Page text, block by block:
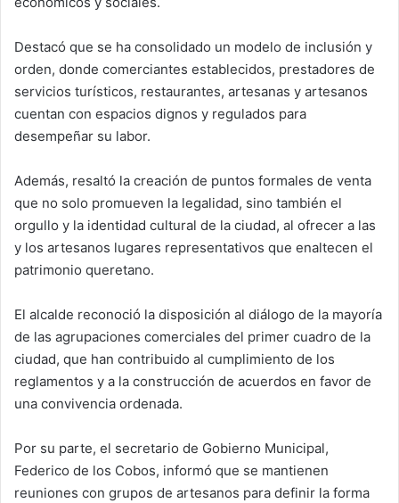
Destacó que se ha consolidado un modelo de inclusión y
orden, donde comerciantes establecidos, prestadores de
servicios turísticos, restaurantes, artesanas y artesanos
cuentan con espacios dignos y regulados para
desempeñar su labor.
Además, resaltó la creación de puntos formales de venta
que no solo promueven la legalidad, sino también el
orgullo y la identidad cultural de la ciudad, al ofrecer a las
y los artesanos lugares representativos que enaltecen el
patrimonio queretano.
El alcalde reconoció la disposición al diálogo de la mayoría
de las agrupaciones comerciales del primer cuadro de la
ciudad, que han contribuido al cumplimiento de los
reglamentos y a la construcción de acuerdos en favor de
una convivencia ordenada.
Por su parte, el secretario de Gobierno Municipal,
Federico de los Cobos, informó que se mantienen
reuniones con grupos de artesanos para definir la forma